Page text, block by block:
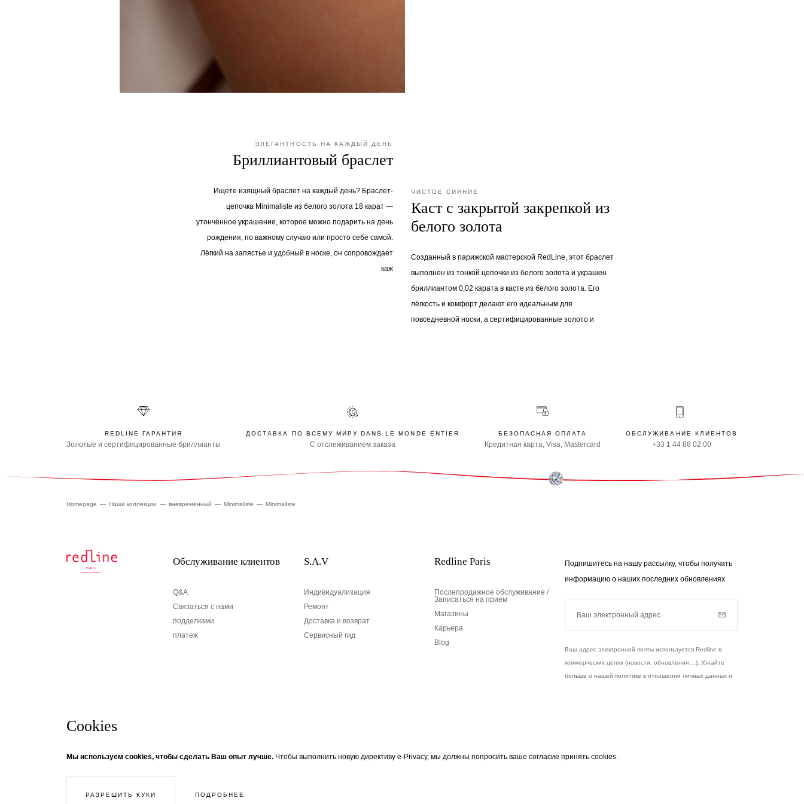
Cookies
Мы используем cookies, чтобы сделать Ваш опыт лучше. Чтобы выполнить новую директиву e-Privacy, мы должны попросить ваше согласие принять cookies.
РАЗРЕШИТЬ КУКИ ПОДРОБНЕЕ
ЭЛЕГАНТНОСТЬ НА КАЖДЫЙ ДЕНЬ
Бриллиантовый браслет
Ищете изящный браслет на каждый день? Браслет-
цепочка Minimaliste из белого золота 18 карат —
утончённое украшение, которое можно подарить на день
рождения, по важному случаю или просто себе самой.
Лёгкий на запястье и удобный в носке, он сопровождает
каж
ЧИСТОЕ СИЯНИЕ
Каст с закрытой закрепкой из
белого золота
Созданный в парижской мастерской RedLine, этот браслет
выполнен из тонкой цепочки из белого золота и украшен
бриллиантом 0,02 карата в касте из белого золота. Его
лёгкость и комфорт делают его идеальным для
повседневной носки, а сертифицированные золото и
REDLINE ГАРАНТИЯ
Золотые и сертифицированные бриллианты
ДОСТАВКА ПО ВСЕМУ МИРУ DANS LE MONDE ENTIER
С отслеживанием заказа
БЕЗОПАСНАЯ ОПЛАТА
Кредитная карта, Visa, Mastercard
ОБСЛУЖИВАНИЕ КЛИЕНТОВ
+33 1 44 88 02 00
Homepage Наши коллекции вневременный Minimaliste Minimaliste
Обслуживание клиентов
Q&A
Связаться с нами
подделками
платеж
S.A.V
Индивидуализация
Ремонт
Доставка и возврат
Сервисный гид
Redline Paris
Послепродажное обслуживание /
Записаться на прием
Магазины
Карьера
Blog
Подпишитесь на нашу рассылку, чтобы получать
информацию о наших последних обновлениях
Ваш электронный адрес
Ваш адрес электронной почты используется Redline в
коммерческих целях (новости, обновления ...). Узнайте
больше о нашей политике в отношении личных данных и
| Возвращение
бюллетень